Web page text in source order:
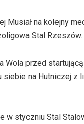
Musiał na kolejny
Stal
Wola przed
na Hutniczej z
w styczniu Stal